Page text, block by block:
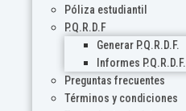
Póliza estudiantil
P.Q.R.D.F
Generar P.Q.R.D.F.
Informes P.Q.R.D.F.
Preguntas frecuentes
Términos y condiciones